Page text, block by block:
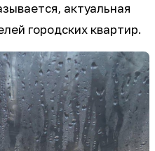
актуальная
городских квартир.